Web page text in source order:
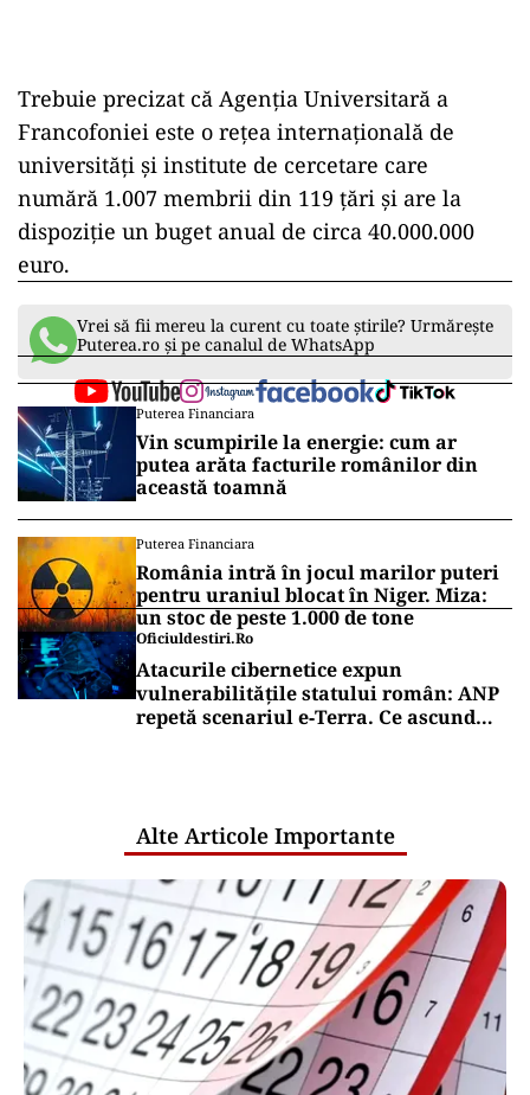
Trebuie precizat că Agenția Universitară a
Francofoniei este o rețea internațională de
universități și institute de cercetare care
numără 1.007 membrii din 119 țări și are la
dispoziție un buget anual de circa 40.000.000
euro.
Vrei să fii mereu la curent cu toate știrile? Urmărește
Puterea.ro și pe canalul de WhatsApp
Puterea Financiara
Vin scumpirile la energie: cum ar
putea arăta facturile românilor din
această toamnă
Puterea Financiara
România intră în jocul marilor puteri
pentru uraniul blocat în Niger. Miza:
un stoc de peste 1.000 de tone
Oficiuldestiri.ro
Atacurile cibernetice expun
vulnerabilitățile statului român: ANP
repetă scenariul e‑Terra. Ce ascund
Alte Articole Importante